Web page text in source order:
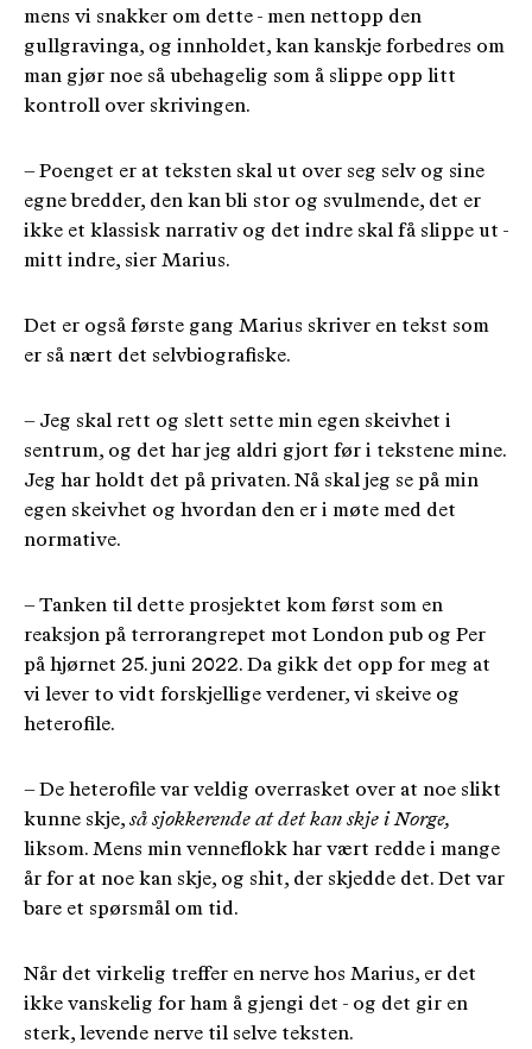
mens vi snakker om dette - men nettopp den
gullgravinga, og innholdet, kan kanskje forbedres om
man gjør noe så ubehagelig som å slippe opp litt
kontroll over skrivingen.
– Poenget er at teksten skal ut over seg selv og sine
egne bredder, den kan bli stor og svulmende, det er
ikke et klassisk narrativ og det indre skal få slippe ut -
mitt indre, sier Marius.
Det er også første gang Marius skriver en tekst som
er så nært det selvbiografiske.
– Jeg skal rett og slett sette min egen skeivhet i
sentrum, og det har jeg aldri gjort før i tekstene mine.
Jeg har holdt det på privaten. Nå skal jeg se på min
egen skeivhet og hvordan den er i møte med det
normative.
– Tanken til dette prosjektet kom først som en
reaksjon på terrorangrepet mot London pub og Per
på hjørnet 25. juni 2022. Da gikk det opp for meg at
vi lever to vidt forskjellige verdener, vi skeive og
heterofile.
– De heterofile var veldig overrasket over at noe slikt
kunne skje, så sjokkerende at det kan skje i Norge,
liksom. Mens min venneflokk har vært redde i mange
år for at noe kan skje, og shit, der skjedde det. Det var
bare et spørsmål om tid.
Når det virkelig treffer en nerve hos Marius, er det
ikke vanskelig for ham å gjengi det - og det gir en
sterk, levende nerve til selve teksten.